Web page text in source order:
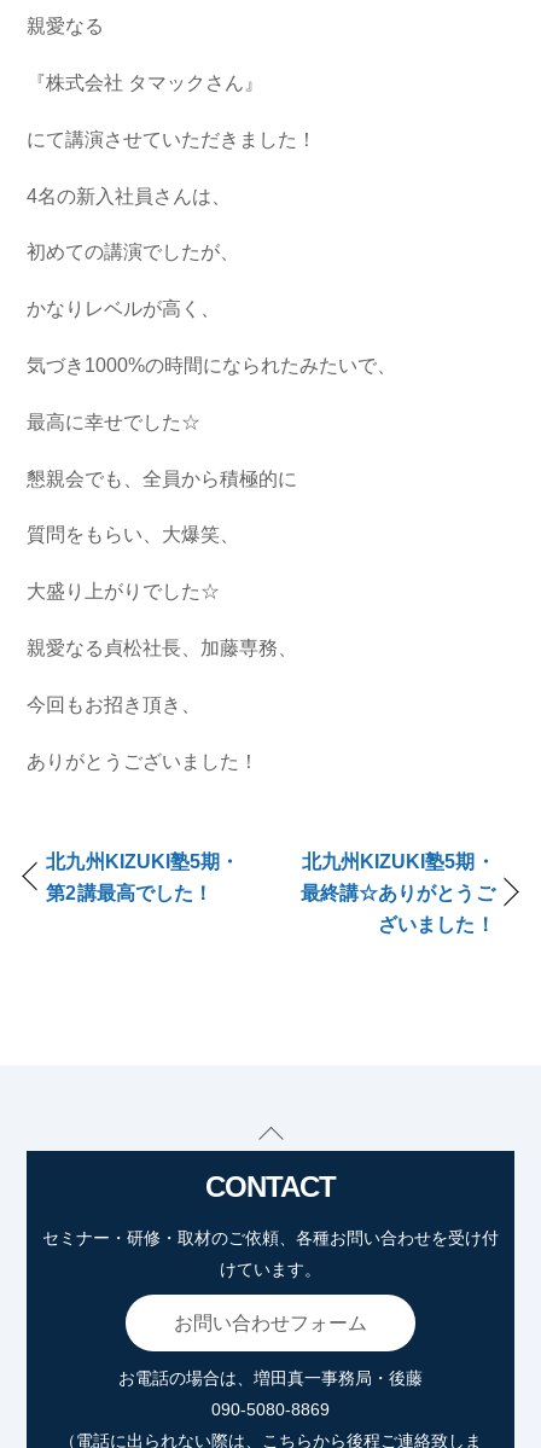
親愛なる
『株式会社 タマックさん』
にて講演させていただきました！
4名の新入社員さんは、
初めての講演でしたが、
かなりレベルが高く、
気づき1000%の時間になられたみたいで、
最高に幸せでした☆
懇親会でも、全員から積極的に
質問をもらい、大爆笑、
大盛り上がりでした☆
親愛なる貞松社長、加藤専務、
今回もお招き頂き、
ありがとうございました！
北九州KIZUKI塾5期・
第2講最高でした！
北九州KIZUKI塾5期・
最終講☆ありがとうご
ざいました！
Back
Top
CONTACT
セミナー・研修・取材のご依頼、各種お問い合わせを受け付
けています。
お問い合わせフォーム
お電話の場合は、増田真一事務局・後藤
090-5080-8869
（電話に出られない際は、こちらから後程ご連絡致しま